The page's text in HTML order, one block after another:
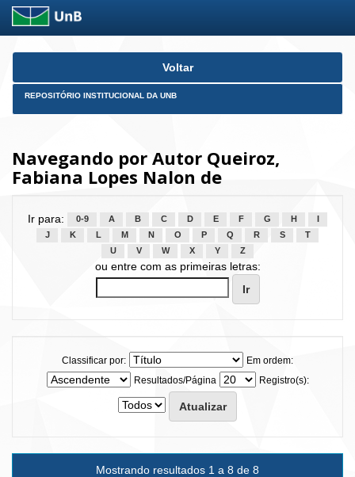
Skip
Voltar
REPOSITÓRIO INSTITUCIONAL DA UNB
Navegando por Autor Queiroz,
Fabiana Lopes Nalon de
Ir para: 0-9 A B C D E F G H
J
K L M N O P Q R S
T
U
V W X Y Z
ou entre com as primeiras letras:
Classificar por:
Em ordem:
Resultados/Página
Registro(s):
Mostrando resultados 1 a 8 de 8